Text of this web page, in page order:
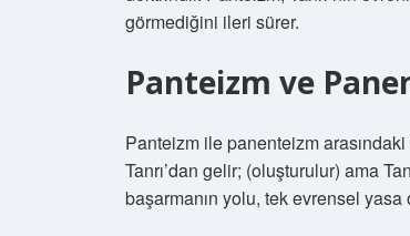
görmediğini ileri sürer.
Panteizm ve
Panteizm ile panenteizm
Tanrı’dan gelir; (oluşturulur) ama
başarmanın yolu, tek evrensel yasa